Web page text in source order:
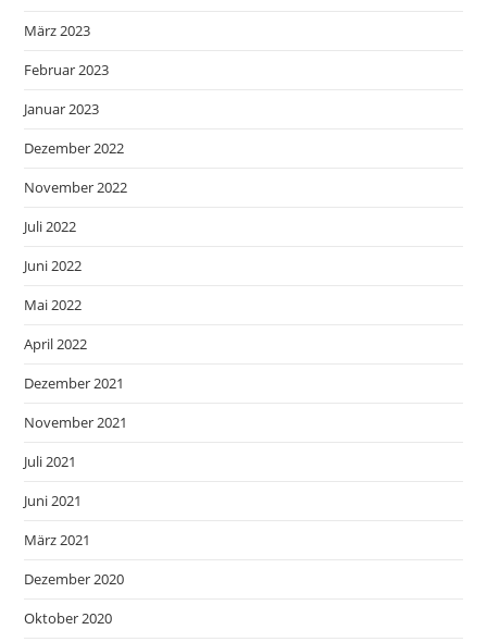
März 2023
Februar 2023
Januar 2023
Dezember 2022
November 2022
Juli 2022
Juni 2022
Mai 2022
April 2022
Dezember 2021
November 2021
Juli 2021
Juni 2021
März 2021
Dezember 2020
Oktober 2020